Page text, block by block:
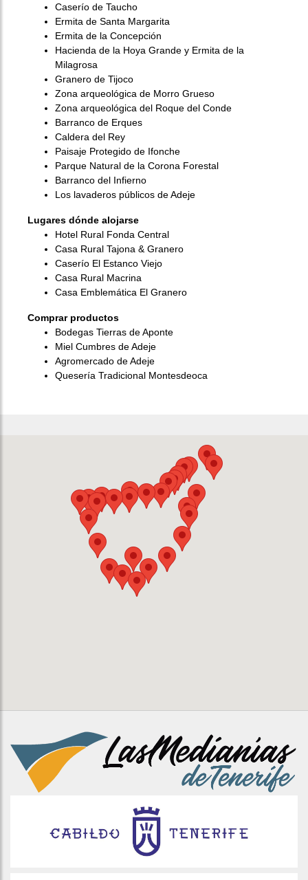
Caserío de Taucho
Ermita de Santa Margarita
Ermita de la Concepción
Hacienda de la Hoya Grande y Ermita de la
Milagrosa
Granero de Tijoco
Zona arqueológica de Morro Grueso
Zona arqueológica del Roque del Conde
Barranco de Erques
Caldera del Rey
Paisaje Protegido de Ifonche
Parque Natural de la Corona Forestal
Barranco del Infierno
Los lavaderos públicos de Adeje
Lugares dónde alojarse
Hotel Rural Fonda Central
Casa Rural Tajona & Granero
Caserío El Estanco Viejo
Casa Rural Macrina
Casa Emblemática El Granero
Comprar productos
Bodegas Tierras de Aponte
Miel Cumbres de Adeje
Agromercado de Adeje
Quesería Tradicional Montesdeoca